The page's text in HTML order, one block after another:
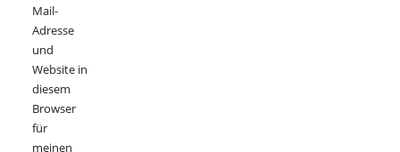
Mail-
Adresse
und
Website in
diesem
Browser
für
meinen